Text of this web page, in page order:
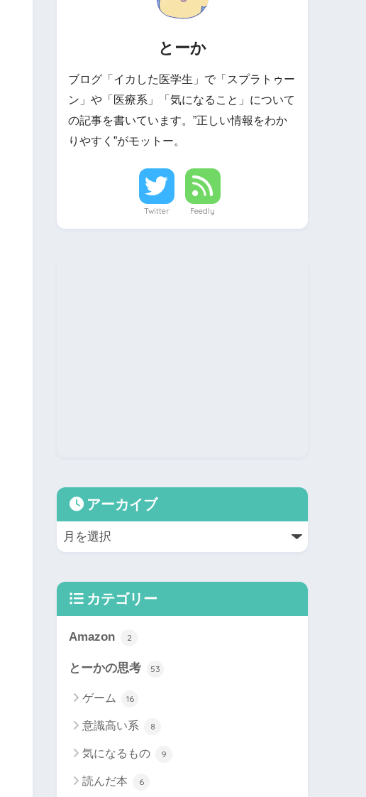
とーか
ブログ「イカした医学生」で「スプラトゥー
ン」や「医療系」「気になること」について
の記事を書いています。”正しい情報をわか
りやすく”がモットー。
Twitter Feedly
アーカイブ
カテゴリー
Amazon 2
とーかの思考 53
ゲーム 16
意識高い系 8
気になるもの 9
読んだ本 6